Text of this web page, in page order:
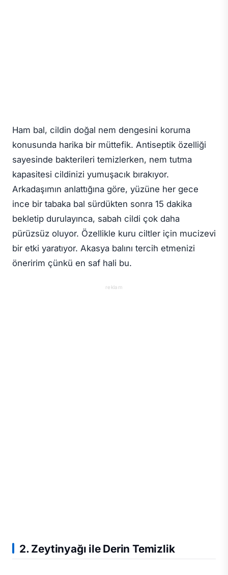
Ham bal, cildin doğal nem dengesini koruma
konusunda harika bir müttefik. Antiseptik özelliği
sayesinde bakterileri temizlerken, nem tutma
kapasitesi cildinizi yumuşacık bırakıyor.
Arkadaşımın anlattığına göre, yüzüne her gece
ince bir tabaka bal sürdükten sonra 15 dakika
bekletip durulayınca, sabah cildi çok daha
pürüzsüz oluyor. Özellikle kuru ciltler için mucizevi
bir etki yaratıyor. Akasya balını tercih etmenizi
öneririm çünkü en saf hali bu.
reklam
2. Zeytinyağı ile Derin Temizlik